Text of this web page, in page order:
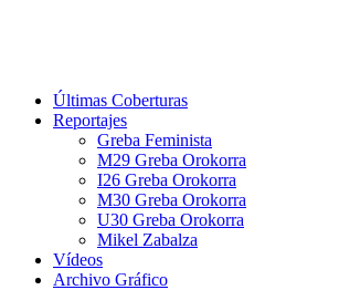
Últimas Coberturas
Reportajes
Greba Feminista
M29 Greba Orokorra
I26 Greba Orokorra
M30 Greba Orokorra
U30 Greba Orokorra
Mikel Zabalza
Vídeos
Archivo Gráfico